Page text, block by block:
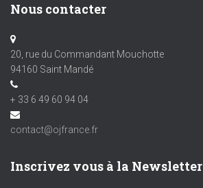
Nous contacter
20, rue du Commandant Mouchotte
94160 Saint Mandé
+ 33 6 49 60 94 04
contact@ojfrance.fr
Inscrivez vous à la Newsletter